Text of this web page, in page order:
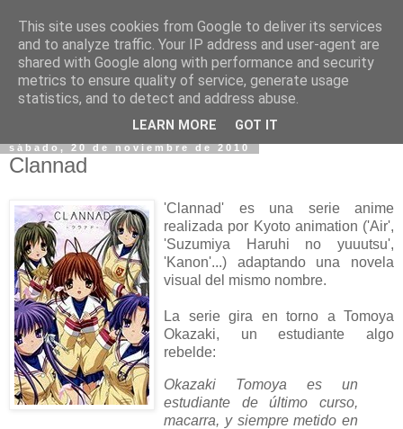
sábado, 20 de noviembre de 2010
Clannad
'Clannad' es una serie anime
realizada por Kyoto animation ('Air',
'Suzumiya Haruhi no yuuutsu',
'Kanon'...) adaptando una novela
visual del mismo nombre.
La serie gira en torno a Tomoya
Okazaki, un estudiante algo
rebelde:
Okazaki Tomoya es un
estudiante de último curso,
macarra, y siempre metido en
This site uses cookies from Google to deliver its services
and to analyze traffic. Your IP address and user-agent are
shared with Google along with performance and security
metrics to ensure quality of service, generate usage
statistics, and to detect and address abuse.
LEARN MORE GOT IT